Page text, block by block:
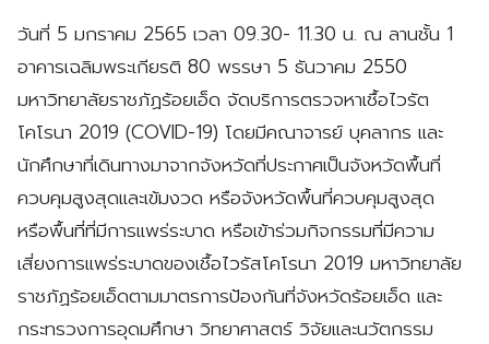
วันที่ 5 มกราคม 2565 เวลา 09.30- 11.30 น. ณ ลานชั้น 1
อาคารเฉลิมพระเกียรติ 80 พรรษา 5 ธันวาคม 2550
มหาวิทยาลัยราชภัฏร้อยเอ็ด จัดบริการตรวจหาเชื้อไวรัต
โคโรนา 2019 (COVID-19) โดยมีคณาจารย์ บุคลากร และ
นักศึกษาที่เดินทางมาจากจังหวัดที่ประกาศเป็นจังหวัดพื้นที่
ควบคุมสูงสุดและเข้มงวด หรือจังหวัดพื้นที่ควบคุมสูงสุด
หรือพื้นที่ที่มีการแพร่ระบาด หรือเข้าร่วมกิจกรรมที่มีความ
เสี่ยงการแพร่ระบาดของเชื้อไวรัสโคโรนา 2019 มหาวิทยาลัย
ราชภัฏร้อยเอ็ดตามมาตรการป้องกันที่จังหวัดร้อยเอ็ด และ
กระทรวงการอุดมศึกษา วิทยาศาสตร์ วิจัยและนวัตกรรม